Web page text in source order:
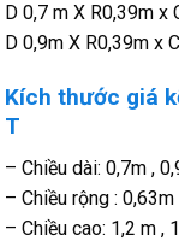
D 0,7 m X R0,39m x
D 0,9m X R0,39m x
Kích thước giá
T
– Chiều dài: 0,7m ,
– Chiều rộng :
– Chiều cao: 1,2 m ,